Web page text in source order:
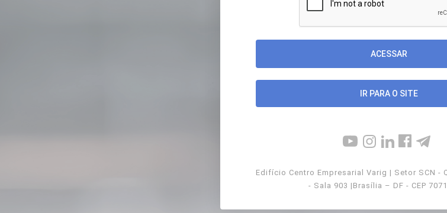
IR PARA O SITE
Edifício Centro Empresarial Varig | Setor SCN -
- Sala 903 |Brasília – DF - CEP